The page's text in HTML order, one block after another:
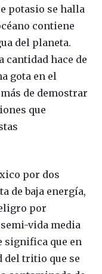
potasio se halla
contiene
del planeta.
cantidad hace de
gota en el
de demostrar
que
por dos
de baja energía,
por
vida media
significa que en
del tritio que se